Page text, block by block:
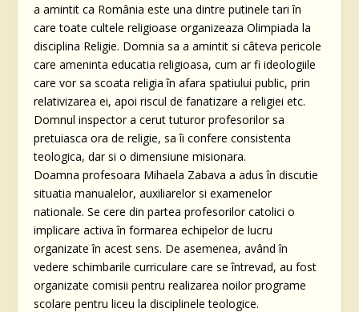
a amintit ca România este una dintre putinele tari în
care toate cultele religioase organizeaza Olimpiada la
disciplina Religie. Domnia sa a amintit si câteva pericole
care ameninta educatia religioasa, cum ar fi ideologiile
care vor sa scoata religia în afara spatiului public, prin
relativizarea ei, apoi riscul de fanatizare a religiei etc.
Domnul inspector a cerut tuturor profesorilor sa
pretuiasca ora de religie, sa îi confere consistenta
teologica, dar si o dimensiune misionara.
Doamna profesoara Mihaela Zabava a adus în discutie
situatia manualelor, auxiliarelor si examenelor
nationale. Se cere din partea profesorilor catolici o
implicare activa în formarea echipelor de lucru
organizate în acest sens. De asemenea, având în
vedere schimbarile curriculare care se întrevad, au fost
organizate comisii pentru realizarea noilor programe
scolare pentru liceu la disciplinele teologice.